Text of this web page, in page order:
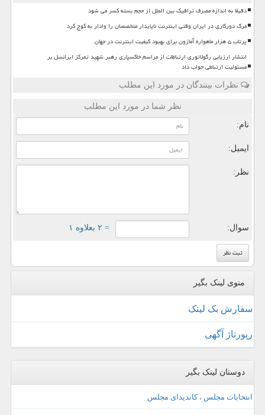
دقیقا به اندازه مصرف ترافیک بین الملل از حجم بسته کسر می شود
مرگ دورکاری در ایران وقتی اینترنت ناپایدار متخصصان را وادار به کوچ کرد
پرتاب ۵ هزار ماهواره آمازون برای بهبود کیفیت اینترنت در جهان
انتشار ارزیابی رگولاتوری ارتباطات از مراسم خاکسپاری رهبر شهید تمرکز ایرانسل بر
مسئولیت ارتباطی جواب داد
نظرات بینندگان در مورد این مطلب
نظر شما در مورد این مطلب
نام:
ایمیل:
نظر:
سوال: = ۲ بعلاوه ۱
منوی لینک بگیر
سفارش بک لینک
رپورتاژ آگهی
دوستان لینک بگیر
انتخابات مجلس ، کاندیدای مجلس